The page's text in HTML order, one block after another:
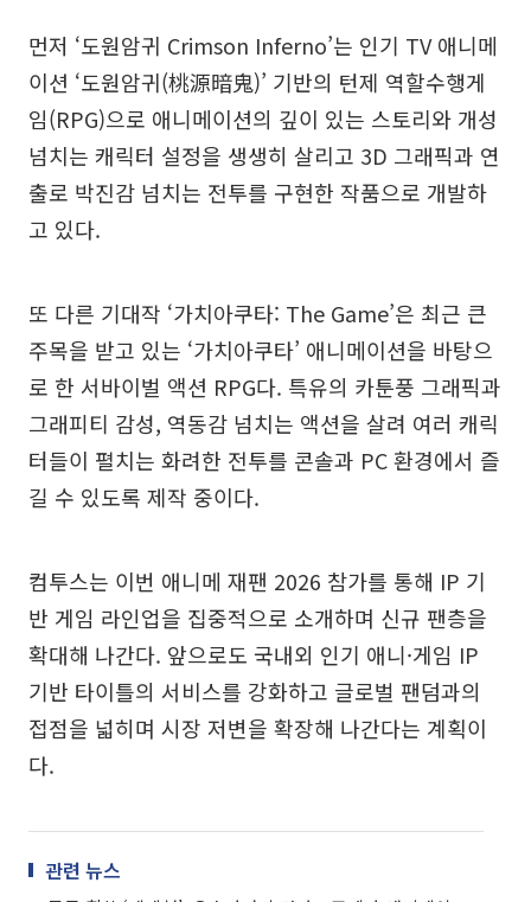
먼저 ‘도원암귀 Crimson Inferno’는 인기 TV 애니메
이션 ‘도원암귀(桃源暗鬼)’ 기반의 턴제 역할수행게
임(RPG)으로 애니메이션의 깊이 있는 스토리와 개성
넘치는 캐릭터 설정을 생생히 살리고 3D 그래픽과 연
출로 박진감 넘치는 전투를 구현한 작품으로 개발하
고 있다.
또 다른 기대작 ‘가치아쿠타: The Game’은 최근 큰
주목을 받고 있는 ‘가치아쿠타’ 애니메이션을 바탕으
로 한 서바이벌 액션 RPG다. 특유의 카툰풍 그래픽과
그래피티 감성, 역동감 넘치는 액션을 살려 여러 캐릭
터들이 펼치는 화려한 전투를 콘솔과 PC 환경에서 즐
길 수 있도록 제작 중이다.
컴투스는 이번 애니메 재팬 2026 참가를 통해 IP 기
반 게임 라인업을 집중적으로 소개하며 신규 팬층을
확대해 나간다. 앞으로도 국내외 인기 애니·게임 IP
기반 타이틀의 서비스를 강화하고 글로벌 팬덤과의
접점을 넓히며 시장 저변을 확장해 나간다는 계획이
다.
관련 뉴스